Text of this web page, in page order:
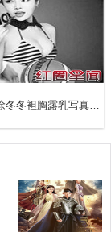
林书豪女友徐冬冬袒胸露乳写真图片 科比骂林书豪是怎么回事